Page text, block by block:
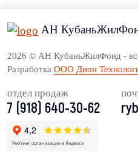
АН
2026 © АН КубаньЖилФонд -
Разработка ООО Дион
отдел продаж
7 (918) 640-30-62